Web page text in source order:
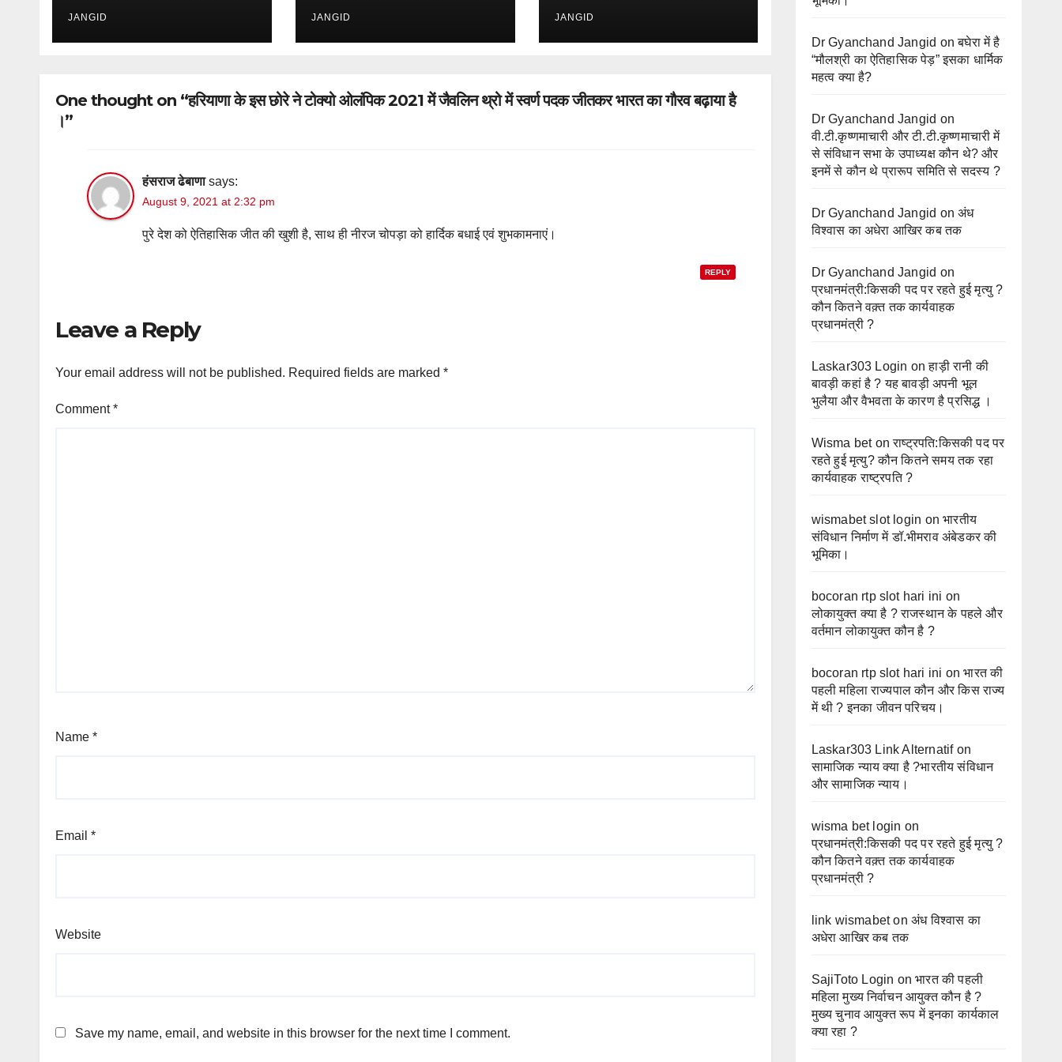
JANGID
मंत्री,उप मुख्यमंत्री, राज्यपाल
के रूप में)
JANGID JANGID
One thought on “हरियाणा के इस छोरे ने टोक्यो ओलंपिक 2021 में जैवलिन थ्रो में स्वर्ण पदक जीतकर भारत का गौरव बढ़ाया है
।”
हंसराज ढेबाणा says:
August 9, 2021 at 2:32 pm
पुरे देश को ऐतिहासिक जीत की खुशी है, साथ ही नीरज चोपड़ा को हार्दिक बधाई एवं शुभकामनाएं।
REPLY
Leave a Reply
Your email address will not be published. Required fields are marked *
Comment*
Name *
Email *
Website
Save my name, email, and website in this browser for the next time I comment.
Dr Gyanchand Jangid onबघेरा में है
“मौलश्री का ऐतिहासिक पेड़” इसका धार्मिक
महत्व क्या है?
Dr Gyanchand Jangid on
वी.टी.कृष्णमाचारी और टी.टी.कृष्णमाचारी में
से संविधान सभा के उपाध्यक्ष कौन थे? और
इनमें से कौन थे प्रारूप समिति से सदस्य ?
Dr Gyanchand Jangid onअंध
विश्वास का अधेरा आखिर कब तक
Dr Gyanchand Jangid on
प्रधानमंत्री:किसकी पद पर रहते हुई मृत्यु ?
कौन कितने वक़्त तक कार्यवाहक
प्रधानमंत्री ?
Laskar303 Login onहाड़ी रानी की
बावड़ी कहां है ? यह बावड़ी अपनी भूल
भुलैया और वैभवता के कारण है प्रसिद्ध ।
Wisma betonराष्ट्रपति:किसकी पद पर
रहते हुई मृत्यु? कौन कितने समय तक रहा
कार्यवाहक राष्ट्रपति ?
wismabet slot login onभारतीय
संविधान निर्माण में डॉ.भीमराव अंबेडकर की
भूमिका।
bocoran rtp slot hari ini on
लोकायुक्त क्या है ? राजस्थान के पहले और
वर्तमान लोकायुक्त कौन है ?
bocoran rtp slot hari ini onभारत की
पहली महिला राज्यपाल कौन और किस राज्य
में थी ? इनका जीवन परिचय।
Laskar303 Link Alternatifon
सामाजिक न्याय क्या है ?भारतीय संविधान
और सामाजिक न्याय।
wisma bet login on
प्रधानमंत्री:किसकी पद पर रहते हुई मृत्यु ?
कौन कितने वक़्त तक कार्यवाहक
प्रधानमंत्री ?
link wismabeton अंध विश्वास का
अधेरा आखिर कब तक
SajiToto Login onभारत की पहली
महिला मुख्य निर्वाचन आयुक्त कौन है ?
मुख्य चुनाव आयुक्त रूप में इनका कार्यकाल
क्या रहा ?